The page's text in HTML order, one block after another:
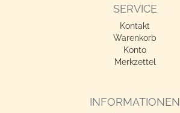
SERVICE
Kontakt
Warenkorb
Konto
Merkzettel
INFORMATIONEN